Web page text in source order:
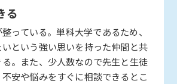
る
っている。単科大学であるため、
という強い思いを持った仲間と共
。また、少人数なので先生と生徒
安や悩みをすぐに相談できるとこ